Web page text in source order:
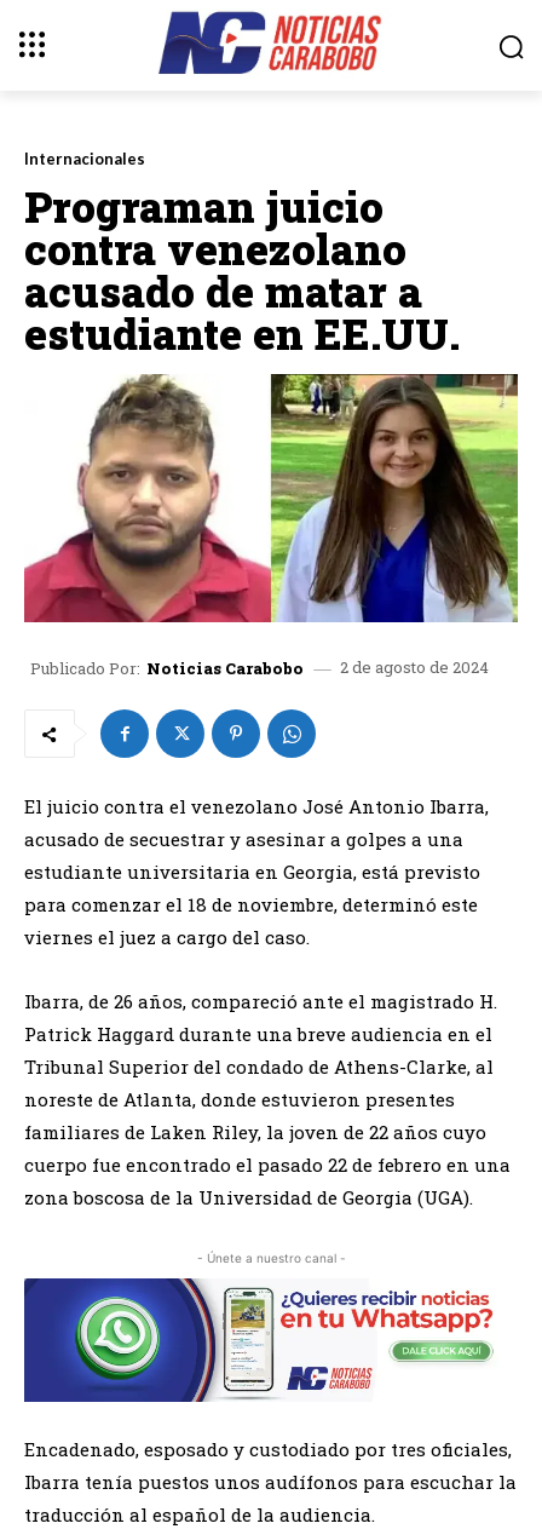
Internacionales
Programan juicio
contra venezolano
acusado de matar a
estudiante en EE.UU.
Publicado Por: Noticias Carabobo 2 de agosto de 2024
El juicio contra el venezolano José Antonio Ibarra,
acusado de secuestrar y asesinar a golpes a una
estudiante universitaria en Georgia, está previsto
para comenzar el 18 de noviembre, determinó este
viernes el juez a cargo del caso.
Ibarra, de 26 años, compareció ante el magistrado H.
Patrick Haggard durante una breve audiencia en el
Tribunal Superior del condado de Athens-Clarke, al
noreste de Atlanta, donde estuvieron presentes
familiares de Laken Riley, la joven de 22 años cuyo
cuerpo fue encontrado el pasado 22 de febrero en una
zona boscosa de la Universidad de Georgia (UGA).
- Únete a nuestro canal -
Encadenado, esposado y custodiado por tres oficiales,
Ibarra tenía puestos unos audífonos para escuchar la
traducción al español de la audiencia.